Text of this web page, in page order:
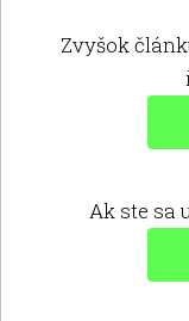
Zvyšok
Ak ste sa